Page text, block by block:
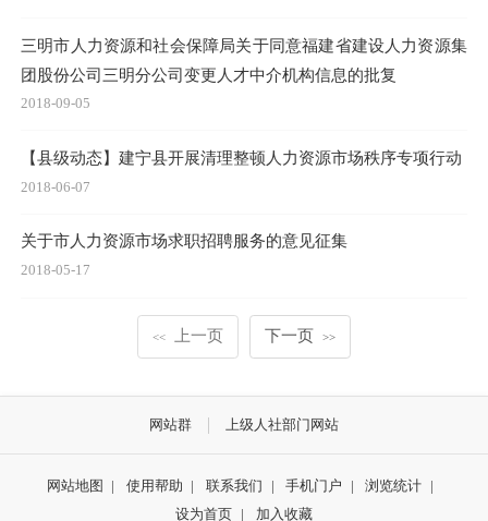
三明市人力资源和社会保障局关于同意福建省建设人力资源集
团股份公司三明分公司变更人才中介机构信息的批复
2018-09-05
【县级动态】建宁县开展清理整顿人力资源市场秩序专项行动
2018-06-07
关于市人力资源市场求职招聘服务的意见征集
2018-05-17
<< 上一页 下一页 >>
网站群 上级人社部门网站
网站地图 | 使用帮助 | 联系我们 | 手机门户 | 浏览统计 |
设为首页 | 加入收藏